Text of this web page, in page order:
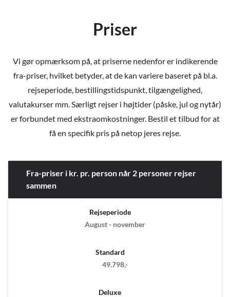
Priser
Vi gør opmærksom på, at priserne nedenfor er indikerende
fra-priser, hvilket betyder, at de kan variere baseret på bl.a.
rejseperiode, bestillingstidspunkt, tilgængelighed,
valutakurser mm. Særligt rejser i højtider (påske, jul og nytår)
er forbundet med ekstraomkostninger. Bestil et tilbud for at
få en specifik pris på netop jeres rejse.
Fra-priser i kr. pr. person når 2 personer rejser
sammen
Rejseperiode
August - november
Standard
49.798,-
Deluxe